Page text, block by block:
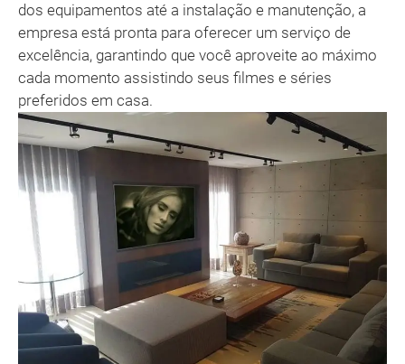
dos equipamentos até a instalação e manutenção, a
empresa está pronta para oferecer um serviço de
excelência, garantindo que você aproveite ao máximo
cada momento assistindo seus filmes e séries
preferidos em casa.